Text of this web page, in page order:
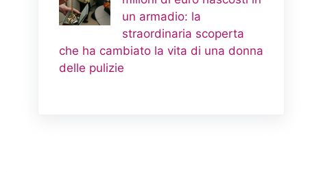
un armadio: la
straordinaria scoperta
che ha cambiato la vita di una donna
delle pulizie